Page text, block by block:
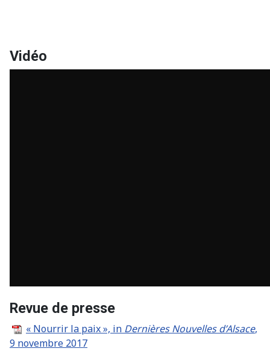
Vidéo
Revue de presse
« Nourrir la paix », in Dernières Nouvelles d’Alsace,
9 novembre 2017